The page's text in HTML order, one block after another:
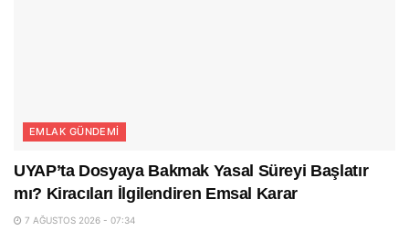
EMLAK GÜNDEMI
UYAP’ta Dosyaya Bakmak Yasal Süreyi Başlatır
mı? Kiracıları İlgilendiren Emsal Karar
7 AĞUSTOS 2026 - 07:34